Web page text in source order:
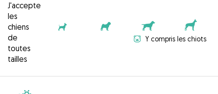
J'accepte
les
chiens
de
toutes
tailles
Y compris les chiots